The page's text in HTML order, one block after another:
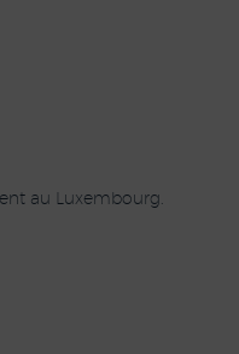
au Luxembourg.